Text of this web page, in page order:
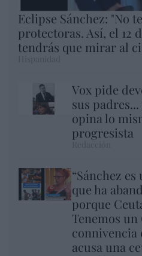
Eclipse Sánchez: "No
protectoras. Así, el 12
tendrás que mirar al
Vox pide
sus
opina lo
progresista
“Sánchez
que ha
porque
Tenemos
connivencia
acusa una